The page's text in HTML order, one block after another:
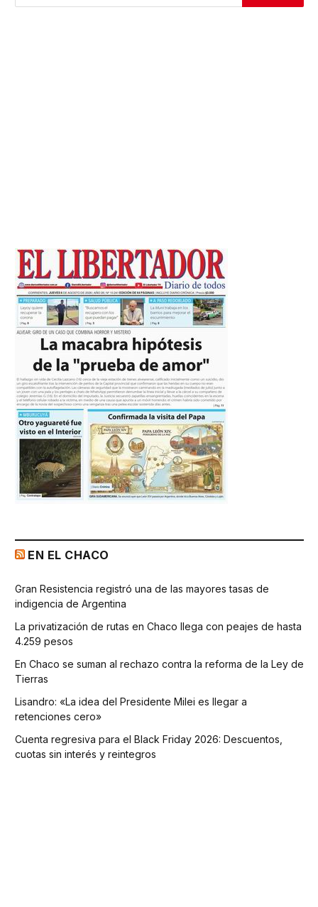
EN EL CHACO
Gran Resistencia registró una de las mayores tasas de
indigencia de Argentina
La privatización de rutas en Chaco llega con peajes de hasta
4.259 pesos
En Chaco se suman al rechazo contra la reforma de la Ley de
Tierras
Lisandro: «La idea del Presidente Milei es llegar a
retenciones cero»
Cuenta regresiva para el Black Friday 2026: Descuentos,
cuotas sin interés y reintegros